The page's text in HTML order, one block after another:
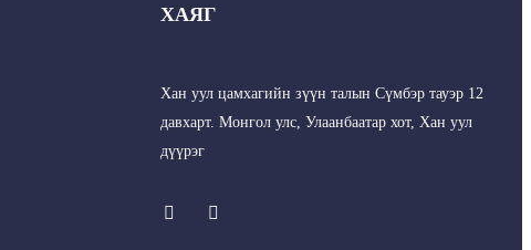
ХАЯГ
Хан уул цамхагийн зүүн талын Сүмбэр тауэр 12
давхарт. Монгол улс, Улаанбаатар хот, Хан уул
дүүрэг